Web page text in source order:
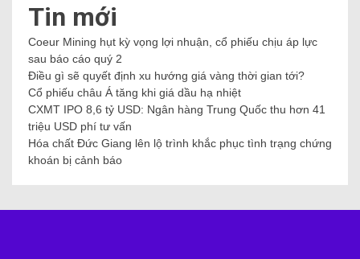
Tin mới
Coeur Mining hụt kỳ vọng lợi nhuận, cổ phiếu chịu áp lực
sau báo cáo quý 2
Điều gì sẽ quyết định xu hướng giá vàng thời gian tới?
Cổ phiếu châu Á tăng khi giá dầu hạ nhiệt
CXMT IPO 8,6 tỷ USD: Ngân hàng Trung Quốc thu hơn 41
triệu USD phí tư vấn
Hóa chất Đức Giang lên lộ trình khắc phục tình trạng chứng
khoán bị cảnh báo